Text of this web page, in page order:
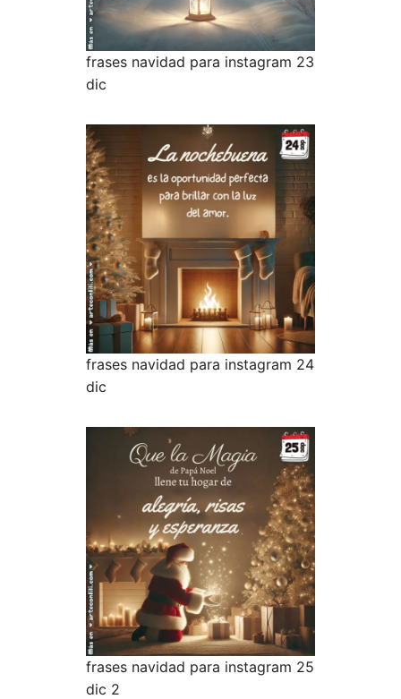
frases navidad para instagram 23
dic
frases navidad para instagram 24
dic
frases navidad para instagram 25
dic 2